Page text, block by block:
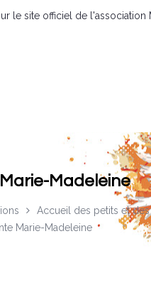
le site officiel de l'association
Madeleine
Accueil des petits et des
Marie-Madeleine